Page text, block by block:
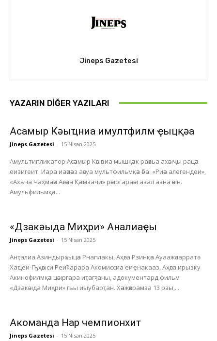
Jineps Gazetesi
YAZARIN DIĞER YAZILARI
Асҭамыр Кәыҵниа имултфилм ҿыцқәа
Jineps Gazetesi - 15 Nisan 2025
Амультипликатор Асәамыр Кәыәниа мышқәак раәхьа ахәыҷы рацәа
еизигеит. Иара иаәиәаз аәсуа мультфильмқәа әба: «Риәа алегендеи»,
«Ахьча Чаҳмаәи Аәсәаа Қәамзачи» рәыргараәы азал азна әәын.
Амульфильмқәа...
«Дзакәыда Миҳри» Анҭалиаҿы
Jineps Gazetesi - 15 Nisan 2025
Анҭалиа Азиндырҩыцәа Рнаплакы, Аҳәса Рзинқәа Ауаажәларратә
Хаҵеи-Ҧҳәыси Реиҟарара Акомиссиа еиҿнакааз, Аҳәса ирызку
Акинофилмқәа цәыргара иҭагӡаны, адокументард фильм
«Дзакәыда Миҳри» гьы иыубарҭан. Хәажәкрамза 13 рзы,...
Акоманда Нарҭ чемпионхит
Jineps Gazetesi - 15 Nisan 2025